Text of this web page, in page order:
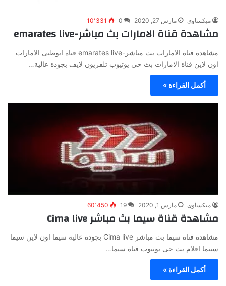
ميكساوى مارس 27, 2020 0 10٬331
مشاهدة قناة الامارات بث مباشر-emarates live
مشاهدة قناة الامارات بث مباشر-emarates live قناة ابوظبى الامارات
اون لاين قناة الامارات بث حى يوتيوب تلفزيون لايف بجودة عالية…
أكمل القراءة »
ميكساوى مارس 1, 2020 19 60٬450
مشاهدة قناة سيما بث مباشر Cima live
مشاهدة قناة سيما بث مباشر Cima live بجودة عالية سيما اون لاين سيما
سينما افلام بث حى يوتيوب قناة سيما…
أكمل القراءة »